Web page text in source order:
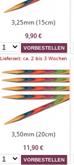
3,25mm (15cm)
9,90 €
Lieferzeit: ca. 2 bis 3 Wochen
3,50mm (20cm)
11,90 €